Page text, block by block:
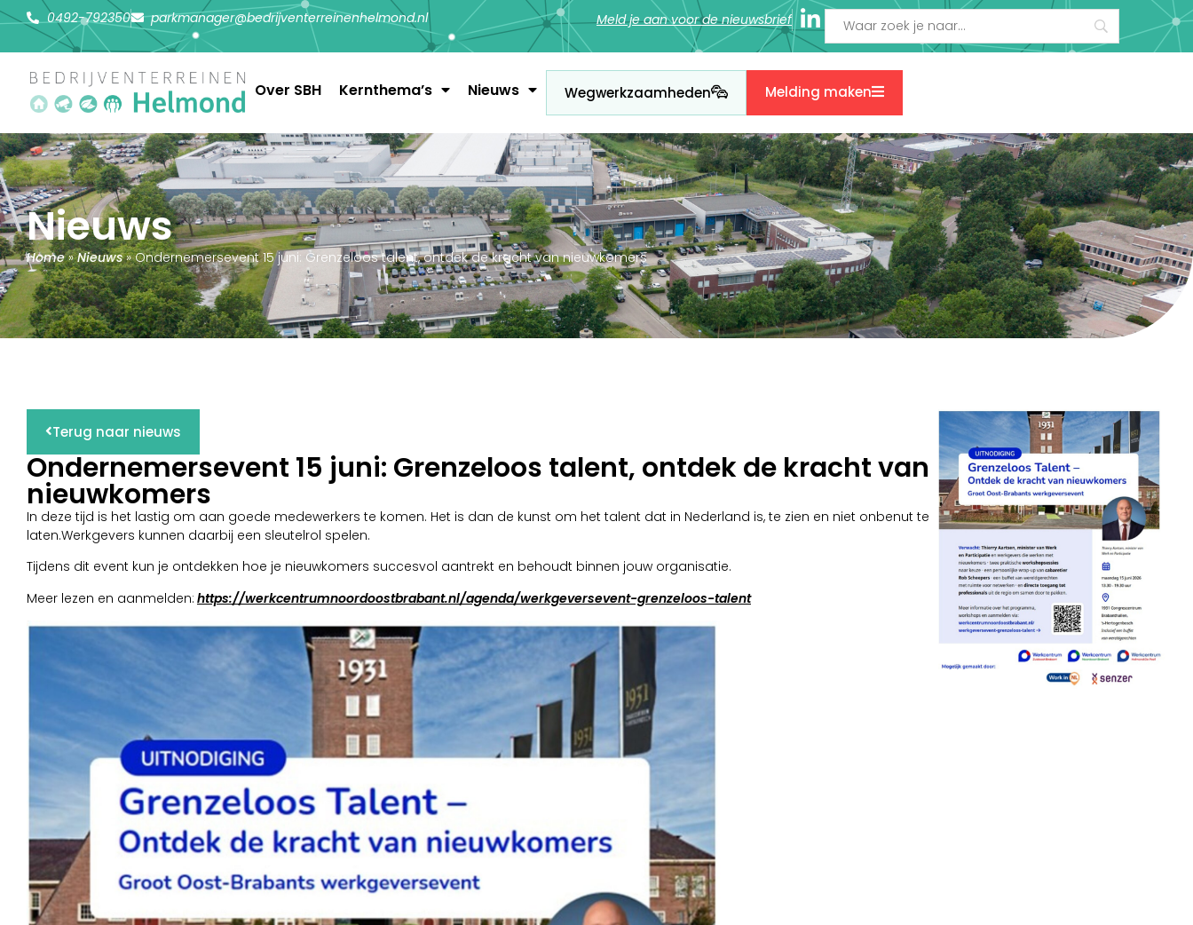
0492-792350 parkmanager@bedrijventerreinenhelmond.nl Meld je aan voor de nieuwsbrief
Over SBH Kernthema’s Nieuws Wegwerkzaamheden Melding maken
Nieuws
Home»Nieuws»Ondernemersevent 15 juni: Grenzeloos talent, ontdek de kracht van nieuwkomers
Terug naar nieuws
Ondernemersevent 15 juni: Grenzeloos talent, ontdek de kracht van
nieuwkomers
In deze tijd is het lastig om aan goede medewerkers te komen. Het is dan de kunst om het talent dat in Nederland is, te zien en niet onbenut te
laten.Werkgevers kunnen daarbij een sleutelrol spelen.
Tijdens dit event kun je ontdekken hoe je nieuwkomers succesvol aantrekt en behoudt binnen jouw organisatie.
Meer lezen en aanmelden: https://werkcentrumnoordoostbrabant.nl/agenda/werkgeversevent-grenzeloos-talent